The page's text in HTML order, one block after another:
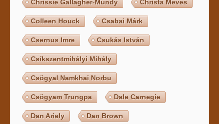
Chrissie Gallagher-Mundy Christa Meves
Colleen Houck Csabai Márk
Csernus Imre Csukás István
Csíkszentmihályi Mihály
Csögyal Namkhai Norbu
Csögyam Trungpa Dale Carnegie
Dan Ariely Dan Brown